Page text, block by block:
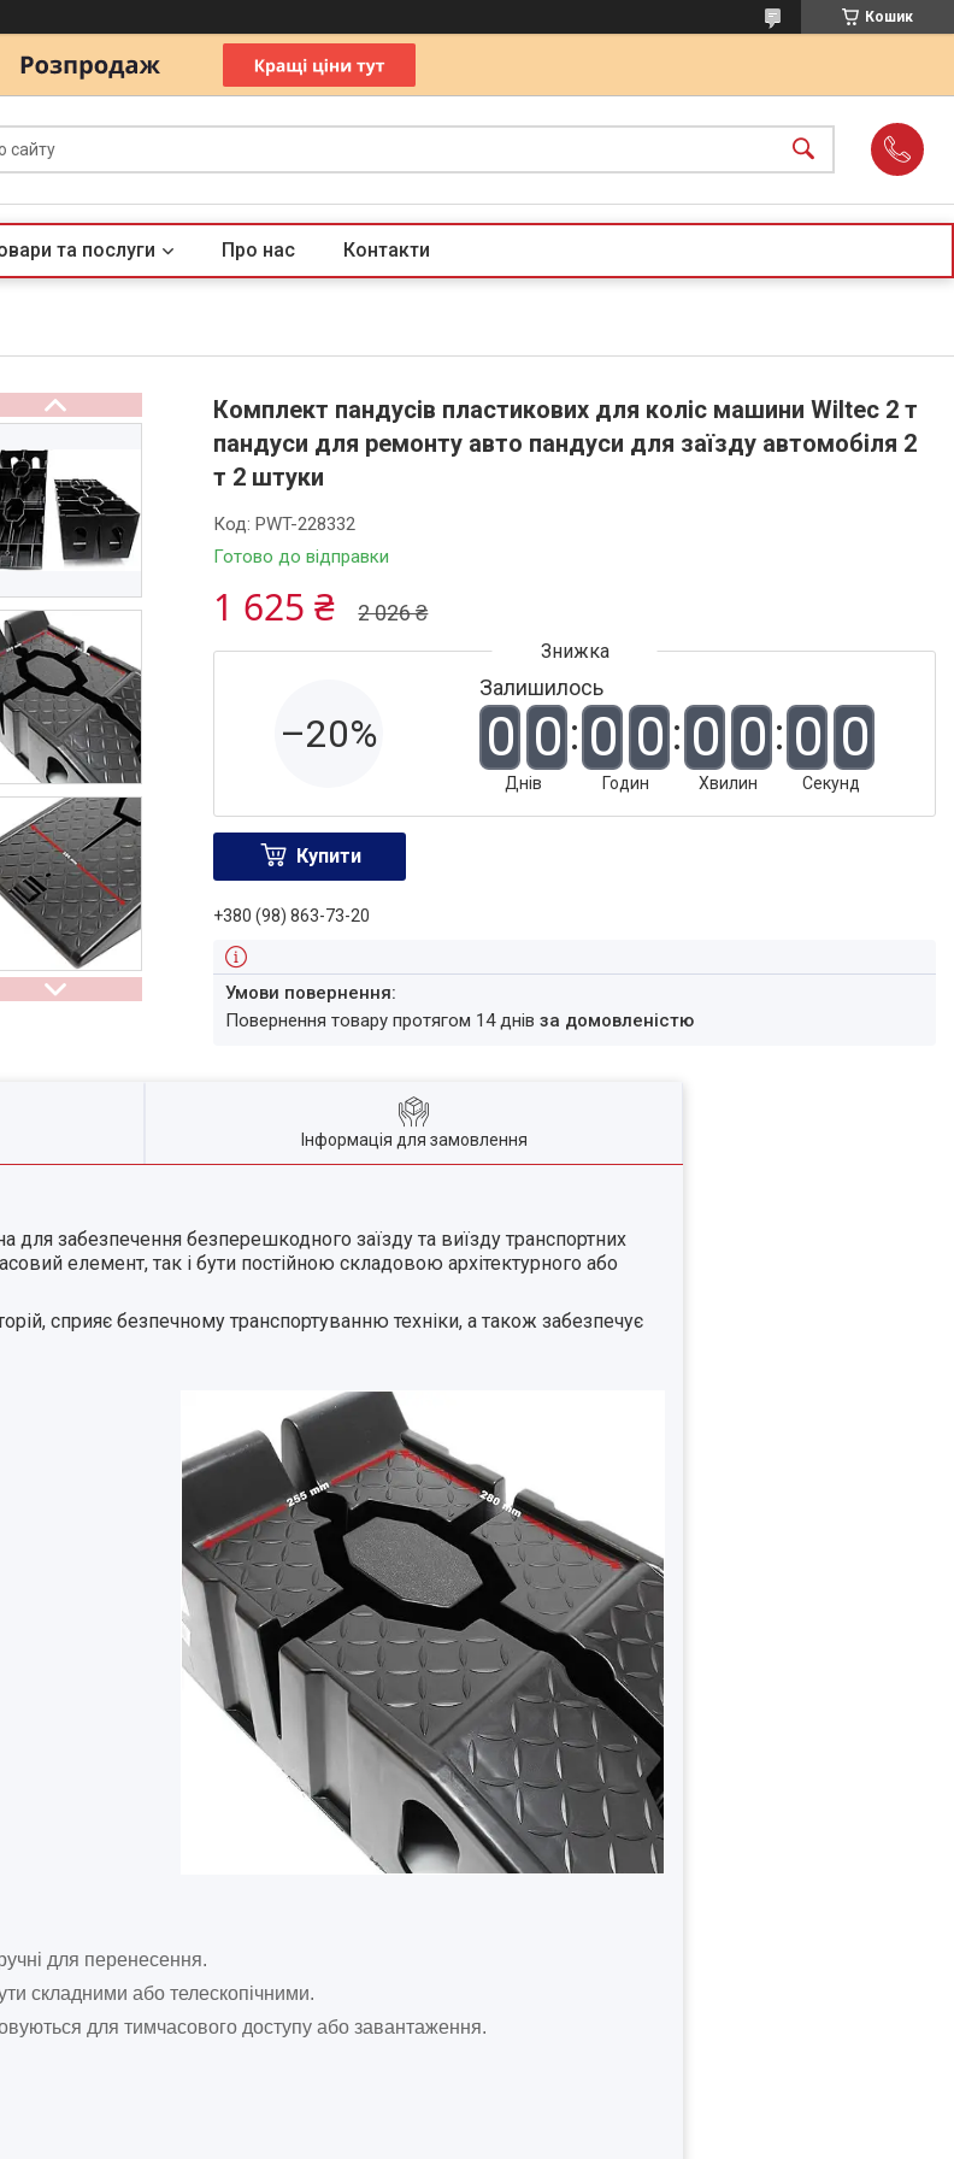
Кошик
та послуги Про нас Контакти
Комплект пандусів пластикових для коліс машини Wiltec 2 т
пандуси для ремонту авто пандуси для заїзду автомобіля 2
т 2 штуки
Готово до відправки
Код:PWT-228332
2 026 ₴
1 625 ₴
–20%
Залишилось
0 0
Днів
0 0
Годин
0 0
Хвилин
0 0
Секунд
Купити
+380 (98) 863-73-20
повернення товару протягом 14 днівза домовленістю
Інформація для замовлення
забезпечення безперешкодного заїзду та виїзду транспортних
елемент, так і бути постійною складовою архітектурного або
сприяє безпечному транспортуванню техніки, а також забезпечує
для перенесення.
складними або телескопічними.
для тимчасового доступу або завантаження.